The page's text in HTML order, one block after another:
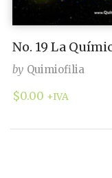
No. 19 La
by Quimiofilia
$0.00 +IVA